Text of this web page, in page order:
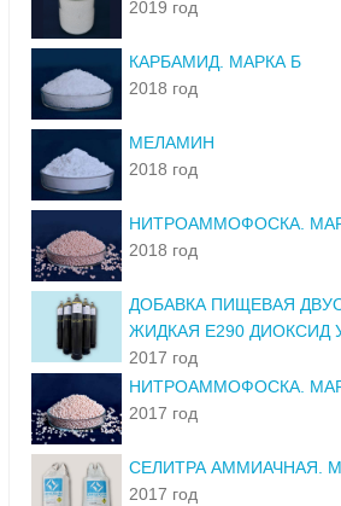
2019 год
КАРБАМИД. МАРКА Б
2018 год
МЕЛАМИН
2018 год
НИТРОАММОФОСКА.
2018 год
ДОБАВКА ПИЩЕВАЯ
ЖИДКАЯ Е290 ДИОКСИД
2017 год
НИТРОАММОФОСКА.
2017 год
СЕЛИТРА АММИАЧНАЯ.
2017 год